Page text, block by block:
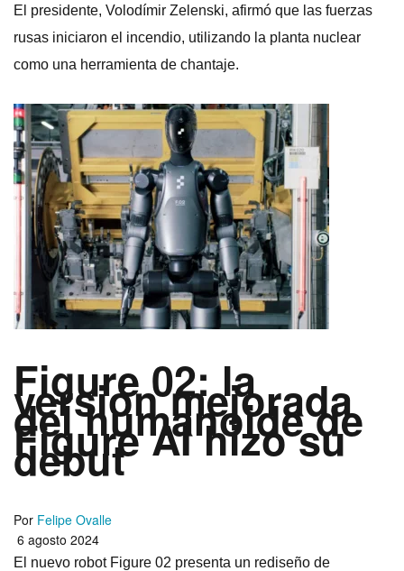
El presidente, Volodímir Zelenski, afirmó que las fuerzas
rusas iniciaron el incendio, utilizando la planta nuclear
como una herramienta de chantaje.
Figure 02: la
versión mejorada
del humanoide de
Figure AI hizo su
debut
Por Felipe Ovalle
6 agosto 2024
El nuevo robot Figure 02 presenta un rediseño de